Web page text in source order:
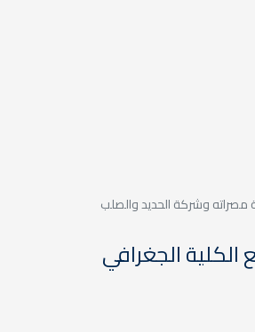
مصراته وشركة الحديد والصلب
الجغرافي